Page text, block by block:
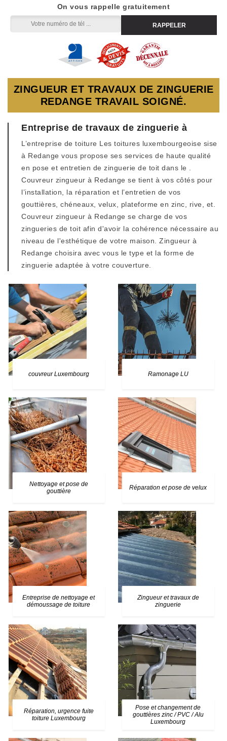
On vous rappelle gratuitement
ZINGUEUR ET TRAVAUX DE ZINGUERIE
REDANGE TRAVAIL SOIGNÉ.
Entreprise de travaux de zinguerie à
L’entreprise de toiture Les toitures luxembourgeoise sise
à Redange vous propose ses services de haute qualité
en pose et entretien de zinguerie de toit dans le .
Couvreur zingueur à Redange se tient à vos côtés pour
l’installation, la réparation et l’entretien de vos
gouttières, chéneaux, velux, plateforme en zinc, rive, et.
Couvreur zingueur à Redange se charge de vos
zingueries de toit afin d'avoir la cohérence nécessaire au
niveau de l'esthétique de votre maison. Zingueur à
Redange choisira avec vous le type et la forme de
zinguerie adaptée à votre couverture.
couvreur Luxembourg Ramonage LU
Nettoyage et pose de
gouttière
Réparation et pose de velux
Entreprise de nettoyage et
démoussage de toiture
Zingueur et travaux de
zinguerie
Réparation, urgence fuite
toiture Luxembourg
Pose et changement de
gouttières zinc / PVC / Alu
Luxembourg